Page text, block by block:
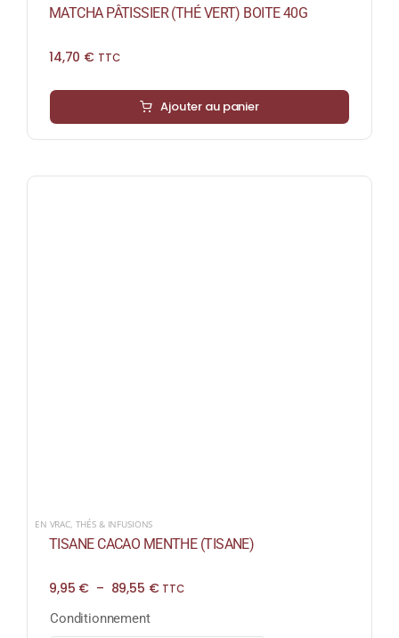
MATCHA PÂTISSIER (THÉ VERT) BOITE 40G
14,70 € TTC
Ajouter au panier
EN VRAC, THÉS & INFUSIONS
TISANE CACAO MENTHE (TISANE)
9,95 € – 89,55 €Plage
TTC
Conditionnement